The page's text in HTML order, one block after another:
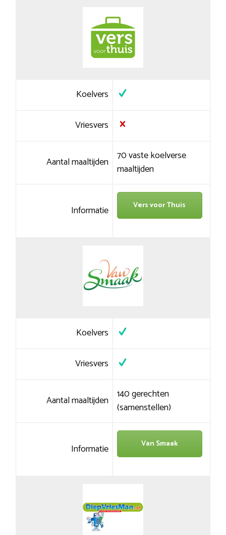
Koelvers
Vriesvers
Aantal maaltijden 70 vaste koelverse
maaltijden
Informatie Vers voor Thuis
Koelvers
Vriesvers
Aantal maaltijden 140 gerechten
(samenstellen)
Informatie Van Smaak